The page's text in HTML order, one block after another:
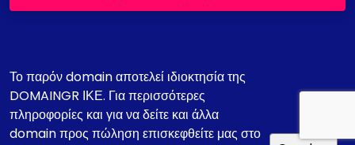
Το παρόν domain αποτελεί ιδιοκτησία της
DOMAINGR ΙΚΕ. Για περισσότερες
πληροφορίες και για να δείτε και άλλα
domain προς πώληση επισκεφθείτε μας στο